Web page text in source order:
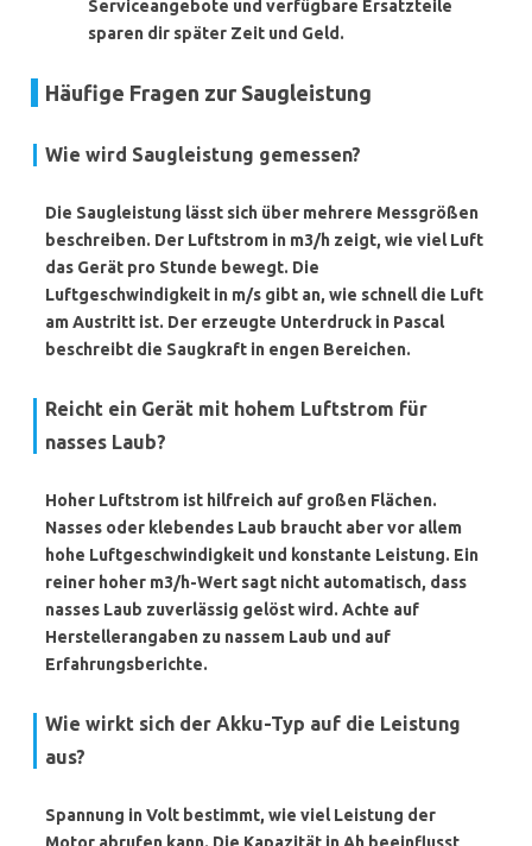
Serviceangebote und verfügbare Ersatzteile
sparen dir später Zeit und Geld.
Häufige Fragen zur Saugleistung
Wie wird Saugleistung gemessen?
Die Saugleistung lässt sich über mehrere Messgrößen
beschreiben. Der Luftstrom in m3/h zeigt, wie viel Luft
das Gerät pro Stunde bewegt. Die
Luftgeschwindigkeit in m/s gibt an, wie schnell die Luft
am Austritt ist. Der erzeugte Unterdruck in Pascal
beschreibt die Saugkraft in engen Bereichen.
Reicht ein Gerät mit hohem Luftstrom für
nasses Laub?
Hoher Luftstrom ist hilfreich auf großen Flächen.
Nasses oder klebendes Laub braucht aber vor allem
hohe Luftgeschwindigkeit und konstante Leistung. Ein
reiner hoher m3/h-Wert sagt nicht automatisch, dass
nasses Laub zuverlässig gelöst wird. Achte auf
Herstellerangaben zu nassem Laub und auf
Erfahrungsberichte.
Wie wirkt sich der Akku-Typ auf die Leistung
aus?
Spannung in Volt bestimmt, wie viel Leistung der